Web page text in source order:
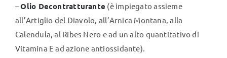
–Olio Decontratturante (è impiegato assieme
all’Artiglio del Diavolo, all’Arnica Montana, alla
Calendula, al Ribes Nero e ad un alto quantitativo di
Vitamina E ad azione antiossidante).